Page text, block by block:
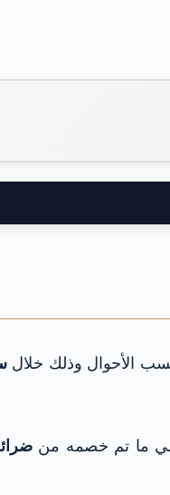
الأحوال وذلك خلال
ما تم خصمه من